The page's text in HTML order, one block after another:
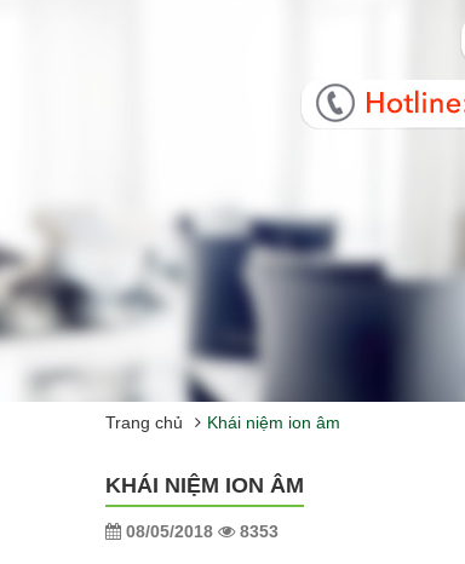
Trang chủ Khái niệm ion âm
KHÁI NIỆM ION ÂM
08/05/2018 8353